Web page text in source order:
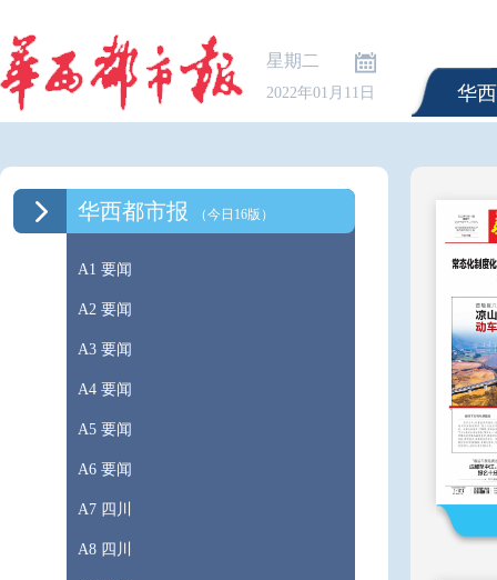
星期二
2022年01月11日 华
华西都市报 （今日16版）
A1 要闻
A2 要闻
A3 要闻
A4 要闻
A5 要闻
A6 要闻
A7 四川
A8 四川